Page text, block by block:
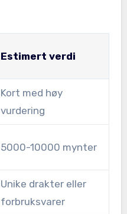
Estimert verdi
Kort med høy
vurdering
5000-10000 mynter
Unike drakter eller
forbruksvarer